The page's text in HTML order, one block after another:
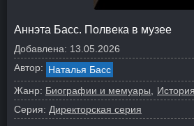
Аннэта Басс. Полвека в музее
Добавлена: 13.05.2026
Автор: Наталья Басс
Жанр: Биографии и мемуары
Серия: Директорская серия